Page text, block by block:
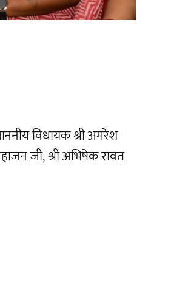
विधायक श्री अमरेश
जी, श्री अभिषेक रावत